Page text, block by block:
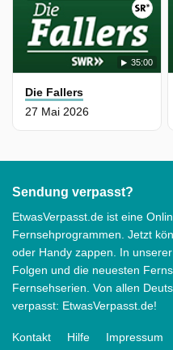
35:00
Die Fallers
27 Mai 2026
Sendung verpasst?
EtwasVerpasst.de ist eine
Fernsehprogrammen. Jetzt
oder Handy zappen. In
Folgen und die neuesten
Fernsehserien. Von allen
verpasst: EtwasVerpasst.de!
Kontakt Hilfe Impressum